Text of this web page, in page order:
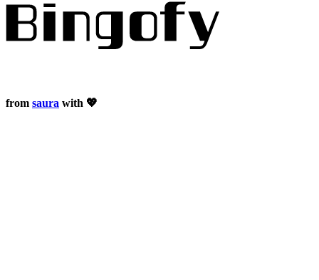
from saura with 💖